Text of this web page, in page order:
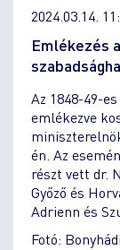
2024.03.14.
Emlékezés
Az 1848-49-
emlékezve
én. Az
részt vett dr.
Győző és
Adrienn és
Fotó: